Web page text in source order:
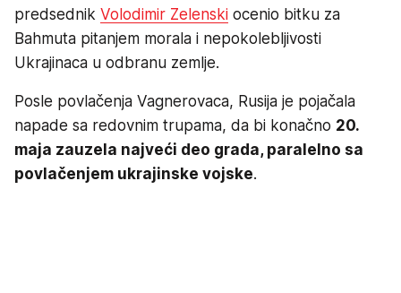
predsednik Volodimir Zelenski ocenio bitku za
Bahmuta pitanjem morala i nepokolebljivosti
Ukrajinaca u odbranu zemlje.
Posle povlačenja Vagnerovaca, Rusija je pojačala
napade sa redovnim trupama, da bi konačno 20.
maja zauzela najveći deo grada, paralelno sa
povlačenjem ukrajinske vojske.